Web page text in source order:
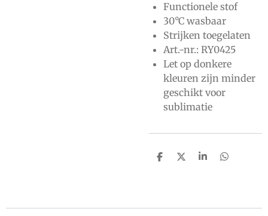
Functionele stof
30°C wasbaar
Strijken toegelaten
Art.-nr.: RY0425
Let op donkere
kleuren zijn minder
geschikt voor
sublimatie
D
D
S
D